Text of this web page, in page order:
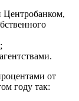
Центробанком,
от
году так: